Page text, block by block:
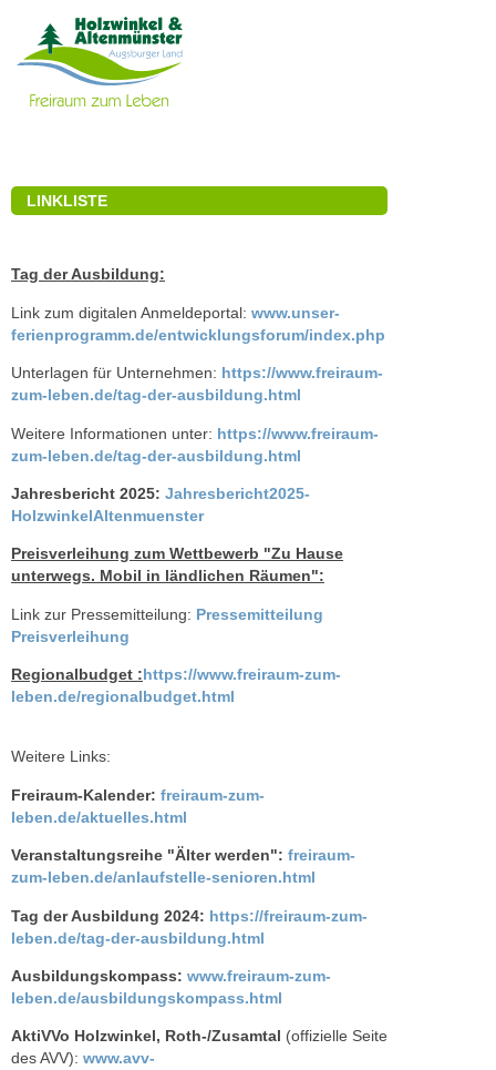
LINKLISTE
Tag der Ausbildung:
Link zum digitalen Anmeldeportal: www.unser-
ferienprogramm.de/entwicklungsforum/index.php
Unterlagen für Unternehmen: https://www.freiraum-
zum-leben.de/tag-der-ausbildung.html
Weitere Informationen unter: https://www.freiraum-
zum-leben.de/tag-der-ausbildung.html
Jahresbericht 2025: Jahresbericht2025-
HolzwinkelAltenmuenster
Preisverleihung zum Wettbewerb "Zu Hause
unterwegs. Mobil in ländlichen Räumen":
Link zur Pressemitteilung: Pressemitteilung
Preisverleihung
Regionalbudget :https://www.freiraum-zum-
leben.de/regionalbudget.html
Weitere Links:
Freiraum-Kalender: freiraum-zum-
leben.de/aktuelles.html
Veranstaltungsreihe "Älter werden": freiraum-
zum-leben.de/anlaufstelle-senioren.html
Tag der Ausbildung 2024: https://freiraum-zum-
leben.de/tag-der-ausbildung.html
Ausbildungskompass: www.freiraum-zum-
leben.de/ausbildungskompass.html
AktiVVo Holzwinkel, Roth-/Zusamtal (offizielle Seite
des AVV): www.avv-